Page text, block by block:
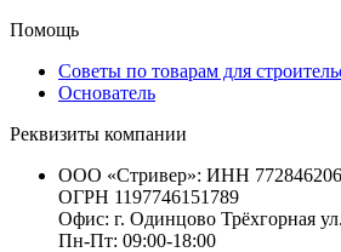
Помощь
Советы по товарам для
Основатель
Реквизиты компании
ООО «Стривер»: ИНН
ОГРН 1197746151789
Офис: г. Одинцово Трёхгорная
Пн-Пт: 09:00-18:00